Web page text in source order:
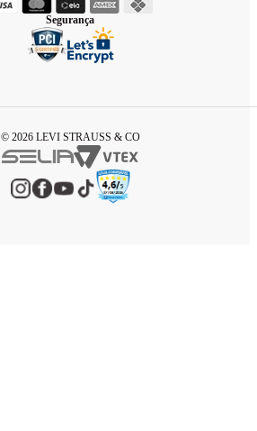
Segurança
© 2026 LEVI STRAUSS & CO